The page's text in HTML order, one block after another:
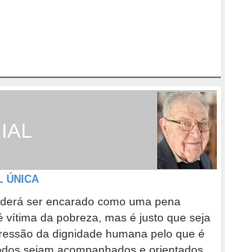
ÚNICA
ser encarado como uma pena
vítima da pobreza, mas é justo que seja
da dignidade humana pelo que é